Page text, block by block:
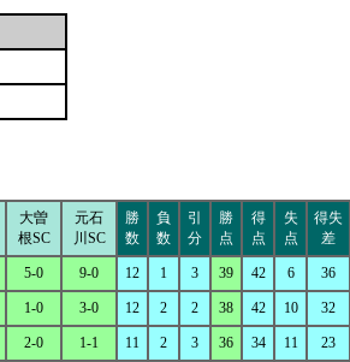
大曽
根SC
元石
川SC
勝
数
負
数
引
分
勝
点
得
点
失
点
得失
差
5-0 9-0 12 1 3 39 42 6 36
1-0 3-0 12 2 2 38 42 10 32
2-0 1-1 11 2 3 36 34 11 23